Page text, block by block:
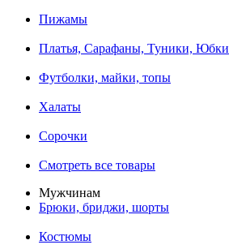
Пижамы
Платья, Сарафаны, Туники, Юбки
Футболки, майки, топы
Халаты
Сорочки
Смотреть все товары
Мужчинам
Брюки, бриджи, шорты
Костюмы